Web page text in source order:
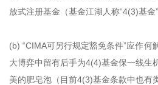
放式注册基金（基金江湖人称“4(3)基金
(b) “CIMA可另行规定豁免条件”应作何
大博弈中留有后手为4(4)基金保一线生
美的肥皂泡（目前4(3)基金条款中也有